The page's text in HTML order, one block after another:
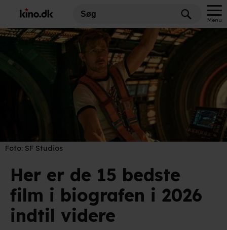
Menu
Foto: SF Studios
Her er de 15 bedste
film i biografen i 2026
indtil videre